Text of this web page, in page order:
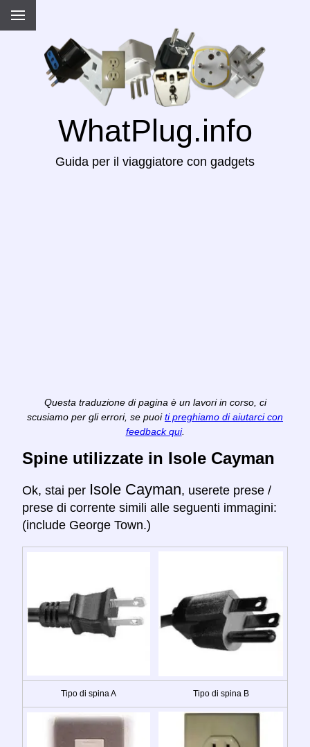
WhatPlug.info
Guida per il viaggiatore con gadgets
Questa traduzione di pagina è un lavori in corso, ci
scusiamo per gli errori, se puoi ti preghiamo di aiutarci con
feedback qui.
Spine utilizzate in Isole Cayman
Ok, stai per Isole Cayman, userete prese /
prese di corrente simili alle seguenti immagini:
(include George Town.)
Tipo di spina A Tipo di spina B